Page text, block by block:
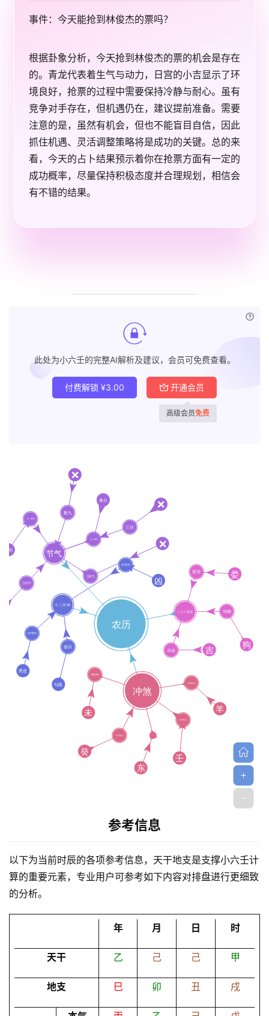
页
事件：今天能抢到林俊杰的票吗？
根据卦象分析，今天抢到林俊杰的票的机会是存在
的。青龙代表着生气与动力，日宫的小吉显示了环
境良好，抢票的过程中需要保持冷静与耐心。虽有
竞争对手存在，但机遇仍在，建议提前准备。需要
注意的是，虽然有机会，但也不能盲目自信，因此
抓住机遇、灵活调整策略将是成功的关键。总的来
看，今天的占卜结果预示着你在抢票方面有一定的
成功概率，尽量保持积极态度并合理规划，相信会
有不错的结果。
此处为小六壬的完整AI解析及建议，会员可免费查看。
付费解锁 ¥3.00 开通会员
高级会员免费
参考信息
以下为当前时辰的各项参考信息，天干地支是支撑小六壬计
算的重要元素，专业用户可参考如下内容对排盘进行更细致
的分析。
年 月 日 时
天干 乙 己 己 甲
地支 巳 卯 丑 戌